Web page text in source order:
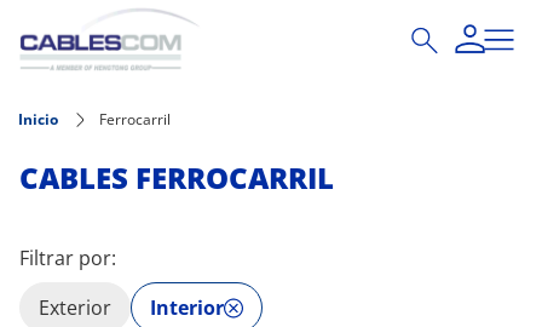
Pasar al contenido principal
Inicio Ferrocarril
CABLES FERROCARRIL
Filtrar por:
Exterior
Interior